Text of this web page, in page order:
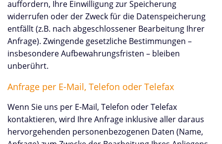
auffordern, Ihre Einwilligung zur Speicherung
widerrufen oder der Zweck für die Datenspeicherung
entfällt (z.B. nach abgeschlossener Bearbeitung Ihrer
Anfrage). Zwingende gesetzliche Bestimmungen –
insbesondere Aufbewahrungsfristen – bleiben
unberührt.
Anfrage per E-Mail, Telefon oder Telefax
Wenn Sie uns per E-Mail, Telefon oder Telefax
kontaktieren, wird Ihre Anfrage inklusive aller daraus
hervorgehenden personenbezogenen Daten (Name,